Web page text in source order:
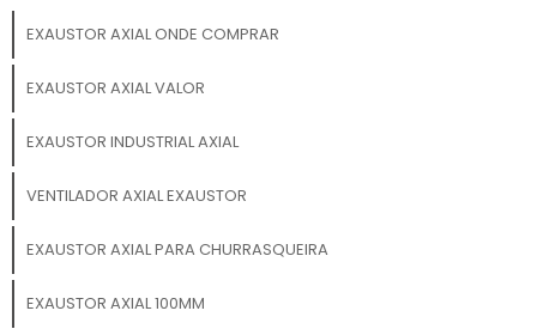
EXAUSTOR AXIAL ONDE COMPRAR
EXAUSTOR AXIAL VALOR
EXAUSTOR INDUSTRIAL AXIAL
VENTILADOR AXIAL EXAUSTOR
EXAUSTOR AXIAL PARA CHURRASQUEIRA
EXAUSTOR AXIAL 100MM